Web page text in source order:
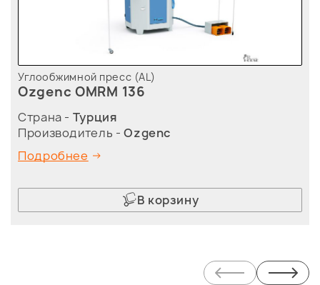
Углообжимной пресс (AL)
Ozgenc OMRM 136
Страна - Турция
Производитель -Ozgenc
Подробнее
В корзину